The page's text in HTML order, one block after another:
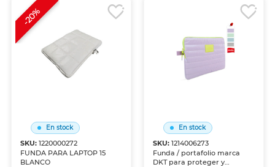
En stock
SKU:1220000272
FUNDA PARA LAPTOP 15
BLANCO
-20%
En stock
SKU: 1214006273
Funda / portafolio marca
DKT para proteger y